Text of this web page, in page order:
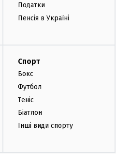
Податки
Пенсія в Україні
Спорт
Бокс
Футбол
Теніс
Біатлон
Інші види спорту